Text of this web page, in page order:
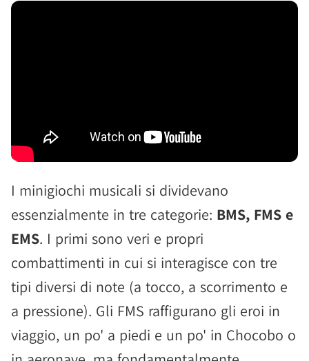
I minigiochi musicali si dividevano
essenzialmente in tre categorie: BMS, FMS e
EMS. I primi sono veri e propri
combattimenti in cui si interagisce con tre
tipi diversi di note (a tocco, a scorrimento e
a pressione). Gli FMS raffigurano gli eroi in
viaggio, un po' a piedi e un po' in Chocobo o